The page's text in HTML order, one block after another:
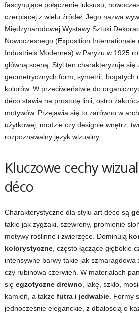
fascynujące połączenie luksusu,
czerpiącej z wielu źródeł. Jego nazwa
Międzynarodowej Wystawy Sztuki
Nowoczesnego (Exposition Internationale
Industriels Modernes) w Paryżu w 1925
główną sceną. Styl ten charakteryzuje się
geometrycznych form, symetrii, bogatych
kolorów. W przeciwieństwie do
déco stawia na prostotę linii, ostro
motywów. Przejawia się to zarówno w
użytkowej, modzie czy designie wnętrz,
rozpoznawalny język wizualny.
Kluczowe cechy
déco
Charakterystyczne dla stylu art déco są
takie jak zygzaki, szewrony, promienie
motywy roślinne i zwierzęce. Dominują
kolorystyczne , często łączące głębokie
intensywne barwy takie jak szmaragdowa
czy rubinowa czerwień. W materiałach
się egzotyczne drewno , lakę, szkło,
kamień, a także futra i jedwabie . Formy
jednocześnie eleganckie, z dbałością o